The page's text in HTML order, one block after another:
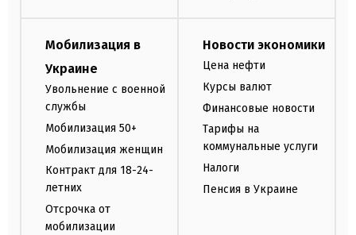
Мобилизация в
Украине
Увольнение с военной
службы
Мобилизация 50+
Мобилизация женщин
Контракт для 18-24-
летних
Отсрочка от
мобилизации
Новости экономики
Цена нефти
Курсы валют
Финансовые новости
Тарифы на
коммунальные услуги
Налоги
Пенсия в Украине